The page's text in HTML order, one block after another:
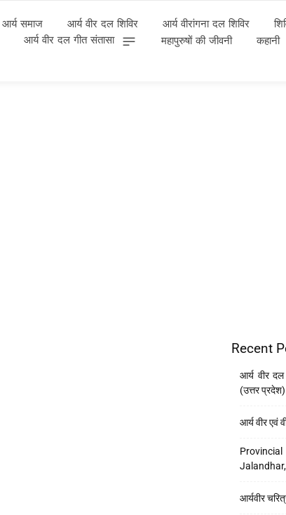
आर्य समाज आर्य वीर दल शिविर आर्य वीरांगना दल शिविर
आर्य वीर दल गीत संतासा महापुरुषों की जीवनी कहानी
Recent
आर्य वीर दल
(उत्तर प्रदेश)
आर्य वीर एवं
आर्यवीर